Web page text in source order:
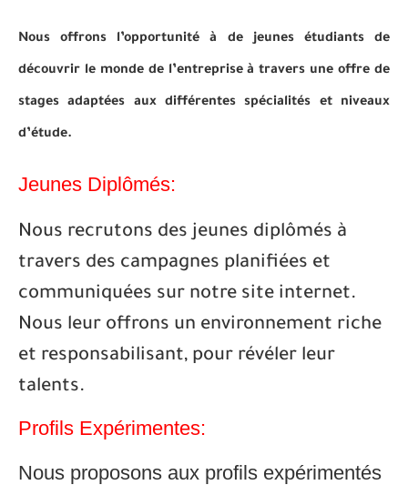
Nous offrons l’opportunité à de jeunes étudiants de
découvrir le monde de l’entreprise à travers une offre de
stages adaptées aux différentes spécialités et niveaux
d’étude.
Jeunes Diplômés:
Nous recrutons des jeunes diplômés à
travers des campagnes planifiées et
communiquées sur notre site internet.
Nous leur offrons un environnement riche
et responsabilisant, pour révéler leur
talents.
Profils Expérimentes:
Nous proposons aux profils expérimentés